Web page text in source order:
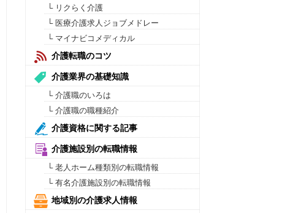
└ リクらく介護
└ 医療介護求人ジョブメドレー
└ マイナビコメディカル
介護転職のコツ
介護業界の基礎知識
└ 介護職のいろは
└ 介護職の職種紹介
介護資格に関する記事
介護施設別の転職情報
└ 老人ホーム種類別の転職情報
└ 有名介護施設別の転職情報
地域別の介護求人情報